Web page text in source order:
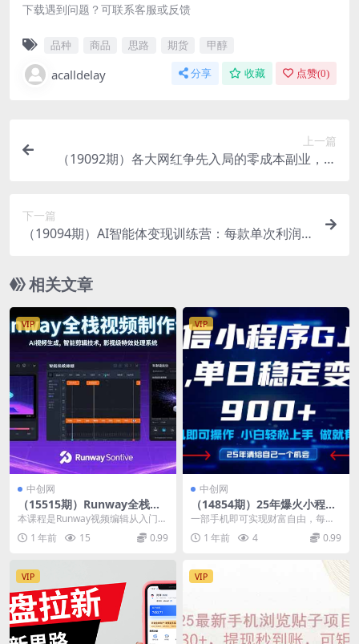
下载遇到问题？可联系客服或反馈
品种 商品 思路 期货 甲醇
acalldelay 分享 收藏 点赞(0)
上一篇
（19092期）各大网红争先入局的零成本副业，单
下一篇
（19094期）AI智能体变现训练营：每款单次利润4
0+
相关文章
VIP
中创网
（15515期）Runway全栈视
频制作课：AI视频生成，智能
剪辑技术，影视级特效处理系
统
本课程是Runway视频编辑从入门到
进阶的完整教程体系，涵盖视频生
成、编辑、优化...
1 年前 15 0.99
VIP
中创网
（14854期）25年爆火小程序
挂机推广玩法教学，小白宝妈
轻松上手，单日稳定变现900+
一部手机即可实现财富自由，每天
抽出1个小时时间轻松日入900+，
这个项目也是我们...
1 年前 4 0.99
VIP VIP